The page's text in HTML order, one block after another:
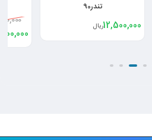
25,000,000
22,500,000